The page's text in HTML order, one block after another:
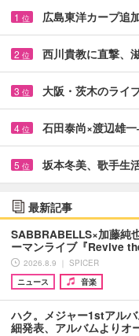
1 位 広島東洋カープ
2 位 西川貴教に直撃、
3 位 大阪・茨木のライ
4 位 石田泰尚×渡辺雄
5 位 坂本冬美、歌手生
最新記事
SABBRABELLS×加藤純
ーマンライブ『Revive
2026.8.9 ｜ SPICER
ニュース
音楽
ハク。メジャー1stアル
細発表、アルバムより